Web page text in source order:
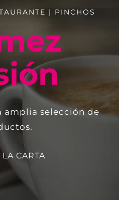
| PINCHOS
amplia selección de
LA CARTA